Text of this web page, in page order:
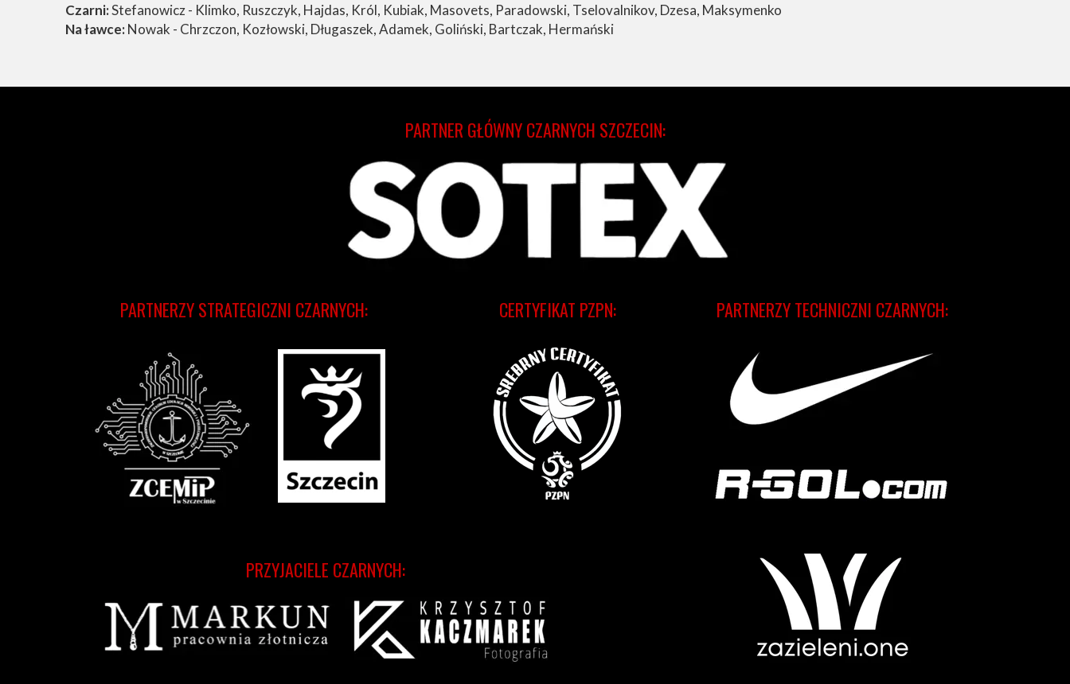
Czarni:Stefanowicz - Klimko, Ruszczyk, Hajdas, Król, Kubiak, Masovets, Paradowski, Tselovalnikov, Dzesa, Maksymenko
Na ławce:Nowak - Chrzczon, Kozłowski, Długaszek, Adamek, Goliński, Bartczak, Hermański
CERTYFIKAT PZPN:
PRZYJACIELE CZARNYCH:
PARTNERZY TECHNICZNI CZARNYCH:
PARTNERZY STRATEGICZNI CZARNYCH:
PARTNER GŁÓWNY CZARNYCH SZCZECIN: